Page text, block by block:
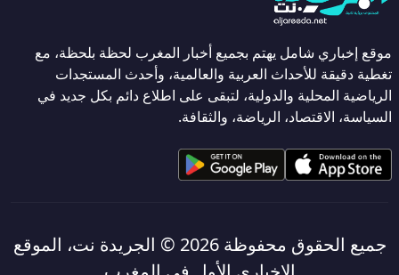
موقع إخباري شامل يهتم بجميع أخبار المغرب لحظة بلحظة، مع
تغطية دقيقة للأحداث العربية والعالمية، وأحدث المستجدات
الرياضية المحلية والدولية، لتبقى على اطلاع دائم بكل جديد في
السياسة، الاقتصاد، الرياضة، والثقافة.
جميع الحقوق محفوظة 2026 ©
الجريدة نت، الموقع